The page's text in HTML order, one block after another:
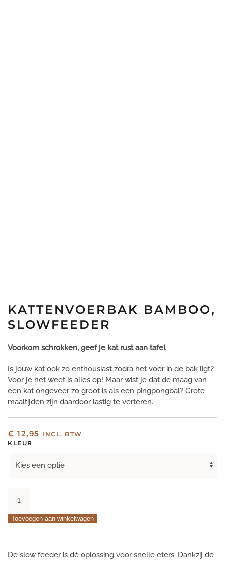
KATTENVOERBAK BAMBOO,
SLOWFEEDER
Voorkom schrokken, geef je kat rust aan tafel
Is jouw kat ook zo enthousiast zodra het voer in de bak ligt?
Voor je het weet is alles op! Maar wist je dat de maag van
een kat ongeveer zo groot is als een pingpongbal? Grote
maaltijden zijn daardoor lastig te verteren.
€ 12,95 INCL. BTW
KLEUR
kattenvoerbak
Bamboo
slowfeeder
Toevoegen aan winkelwagen
De slow feeder is dé oplossing voor snelle eters. Dankzij de